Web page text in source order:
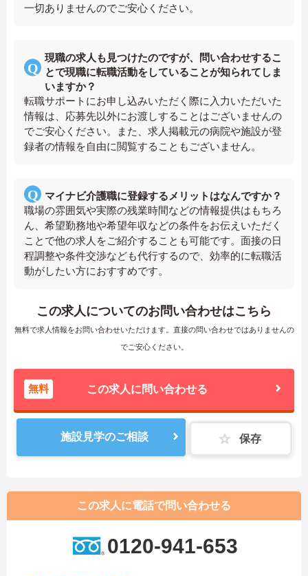
一切ありませんのでご安心ください。
現職の求人も見つけたのですが、問い合わせするこ
とで現職に転職活動をしていることが知られてしま
いますか？
転職サポートにお申し込みいただく際に入力いただいた
情報は、応募先以外にお渡しすることはございませんの
でご安心ください。また、求人掲載元の病院や施設が登
録者の情報を自由に閲覧することもございません。
マイナビ介護職に登録するメリットはなんですか？
職場の雰囲気や実際の残業時間などの情報提供はもちろ
ん、希望勤務地や希望年収などの条件をお伝えいただく
ことで他の求人をご紹介することも可能です。面接の日
程調整や条件交渉なども代行するので、効率的に転職活
動がしたい方におすすめです。
この求人についてのお問い合わせはこちら
無料で求人情報をお問い合わせいただけます。直接の問い合わせではありませんの
でご安心ください。
無料 この求人に問い合わせる
施設見学のご相談 保存
この求人に電話で問い合わせる
0120-941-653